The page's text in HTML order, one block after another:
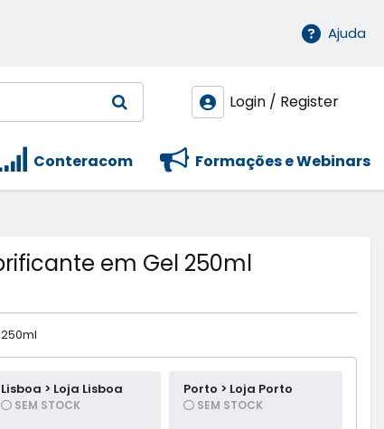
Ajuda
Login / Register
Formações e Webinars
Conteracom
em Gel 250ml
Lisboa > Loja Lisboa
SEM STOCK
Porto > Loja Porto
SEM STOCK